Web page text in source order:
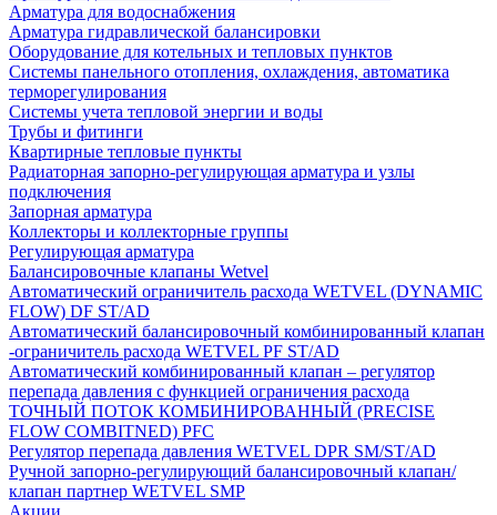
Арматура для водоснабжения
Арматура гидравлической балансировки
Оборудование для котельных и тепловых пунктов
Системы панельного отопления, охлаждения, автоматика
терморегулирования
Системы учета тепловой энергии и воды
Трубы и фитинги
Квартирные тепловые пункты
Радиаторная запорно-регулирующая арматура и узлы
подключения
Запорная арматура
Коллекторы и коллекторные группы
Регулирующая арматура
Балансировочные клапаны Wetvel
Автоматический ограничитель расхода WETVEL (DYNAMIC
FLOW) DF ST/AD
Автоматический балансировочный комбинированный клапан
-ограничитель расхода WETVEL PF ST/AD
Автоматический комбинированный клапан – регулятор
перепада давления с функцией ограничения расхода
ТОЧНЫЙ ПОТОК КОМБИНИРОВАННЫЙ (PRECISE
FLOW COMBIТNED) PFC
Регулятор перепада давления WETVEL DPR SM/ST/AD
Ручной запорно-регулирующий балансировочный клапан/
клапан партнер WETVEL SMP
Акции